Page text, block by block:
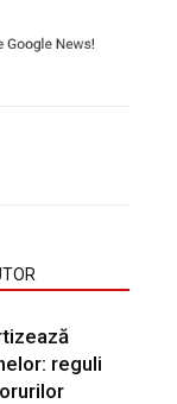
reguli